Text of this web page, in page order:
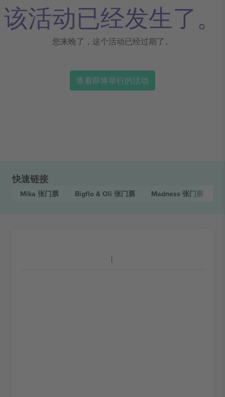
该活动已经发生了。
您来晚了，这个活动已经过期了。
查看即将举行的活动
快速链接
Mika 张门票 Bigflo & Oli 张门票 Madness 张门票